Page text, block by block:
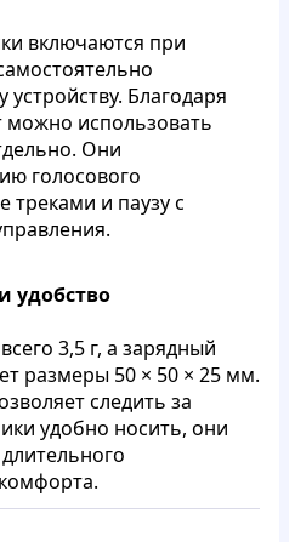
включаются при
Благодаря
использовать
Они
голосового
и паузу с
удобство
3,5 г, а зарядный
размеры 50 × 50 × 25 мм.
следить за
удобно носить, они